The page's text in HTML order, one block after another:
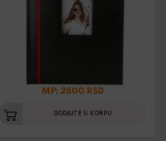
MP: 2800 RSD
DODAJTE U KORPU